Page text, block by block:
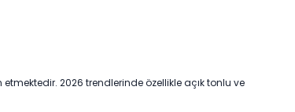
2026 trendlerinde özellikle açık tonlu ve